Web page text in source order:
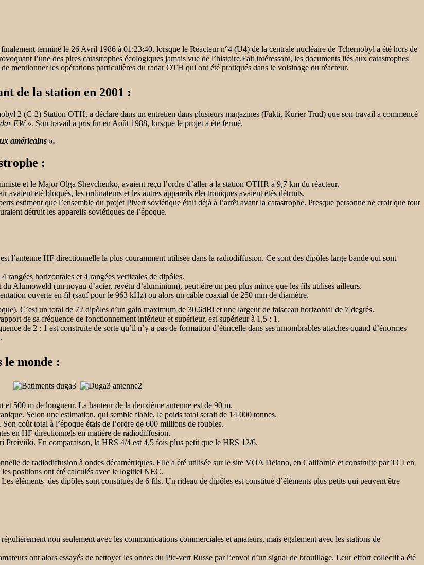
finalement terminé le 26 Avril 1986 à 01:23:40, lorsque le Réacteur n°4 (U4) de la centrale nucléaire de Tchernobyl a été hors de
l’une des pires catastrophes écologiques jamais vue de l’histoire.Fait intéressant, les documents liés aux catastrophes
mentionner les opérations particulières du radar OTH qui ont été pratiqués dans le voisinage du réacteur.
de la station en 2001 :
2 (C-2) Station OTH, a déclaré dans un entretien dans plusieurs magazines (Fakti, Kurier Trud) que son travail a commencé
EW ». Son travail a pris fin en Août 1988, lorsque le projet a été fermé.
américains ».
:
et le Major Olga Shevchenko, avaient reçu l’ordre d’aller à la station OTHR à 9,7 km du réacteur.
avaient été bloqués, les ordinateurs et les autres appareils électroniques avaient étés détruits.
estiment que l’ensemble du projetPivert soviétique était déjà à l’arrêt avant la catastrophe. Presque personne ne croit que tout
détruit les appareils soviétiques de l’époque.
l’antenne HF directionnelle la plus couramment utilisée dans la radiodiffusion. Ce sont des dipôles large bande qui sont
horizontales et 4 rangées verticales de dipôles.
Alumoweld (un noyau d’acier, revêtu d’aluminium), peut-être un peu plus mince que les fils utilisés ailleurs.
ouverte en fil (sauf pour le 963 kHz) ou alors un câble coaxial de 250 mm de diamètre.
C’est un total de 72 dipôles d’un gain maximum de 30.6dBi et une largeur de faisceau horizontal de 7 degrés.
de sa fréquence de fonctionnement inférieur et supérieur, est supérieur à 1,5 : 1.
de 2 : 1 est construite de sorte qu’il n’y a pas de formation d’étincelle dans ses innombrables attaches quand d’énormes
le monde :
500 m de longueur. La hauteur de la deuxième antenne est de 90 m.
Selon une estimation, qui semble fiable, le poids total serait de 14 000 tonnes.
coût total à l’époque étais de l’ordre de 600 millions de roubles.
en HF directionnels en matière de radiodiffusion.
Preiviiki. En comparaison, la HRS 4/4 est 4,5 fois plus petit que le HRS 12/6.
de radiodiffusion à ondes décamétriques. Elle a été utilisée sur le site VOA Delano, en Californie et construite par TCI en
positions ont été calculés avec le logitiel NEC.
éléments des dipôles sont constitués de 6 fils. Un rideau de dipôles est constitué d’éléments plus petits qui peuvent être
non seulement avec les communications commerciales et amateurs, mais également avec les stations de
ont alors essayés de nettoyer les ondes du Pic-vert Russe par l’envoi d’un signal de brouillage. Leur effort collectif a été